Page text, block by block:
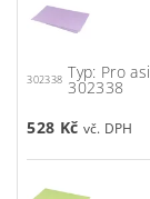
302338 Typ: Pro
302338
528 Kč